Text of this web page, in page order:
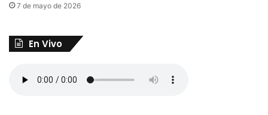
7 de mayo de 2026
En Vivo